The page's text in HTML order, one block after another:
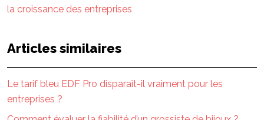
la croissance des entreprises
Articles similaires
Le tarif bleu EDF Pro disparaît-il vraiment pour les
entreprises ?